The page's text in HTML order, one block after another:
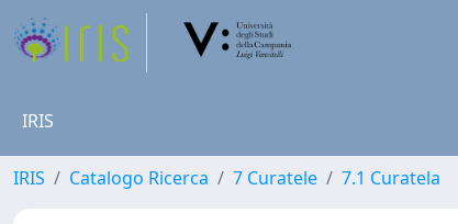
IRIS
IRIS Catalogo Ricerca 7 Curatele 7.1 Curatela